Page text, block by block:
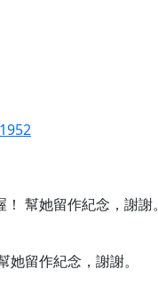
幫她留作紀念，謝謝。
留作紀念，謝謝。